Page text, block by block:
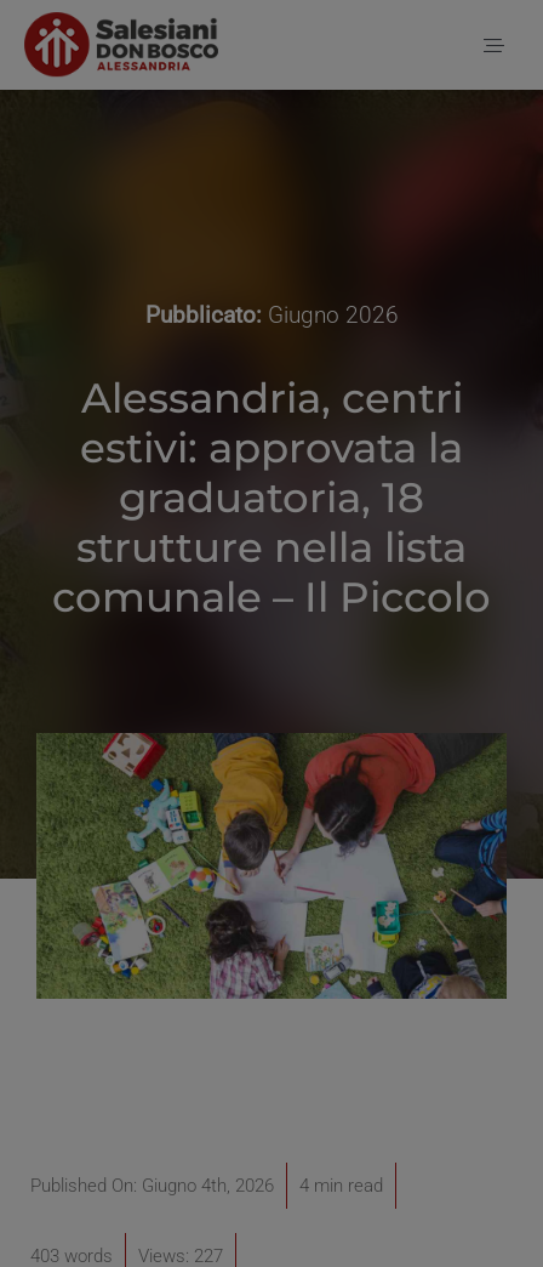
Salta
contenuto
Contatti
Pubblicato: Giugno 2026
Alessandria, centri
estivi: approvata la
graduatoria, 18
strutture nella lista
comunale – Il Piccolo
Published On: Giugno 4th, 2026 4 min read
403 words Views: 227